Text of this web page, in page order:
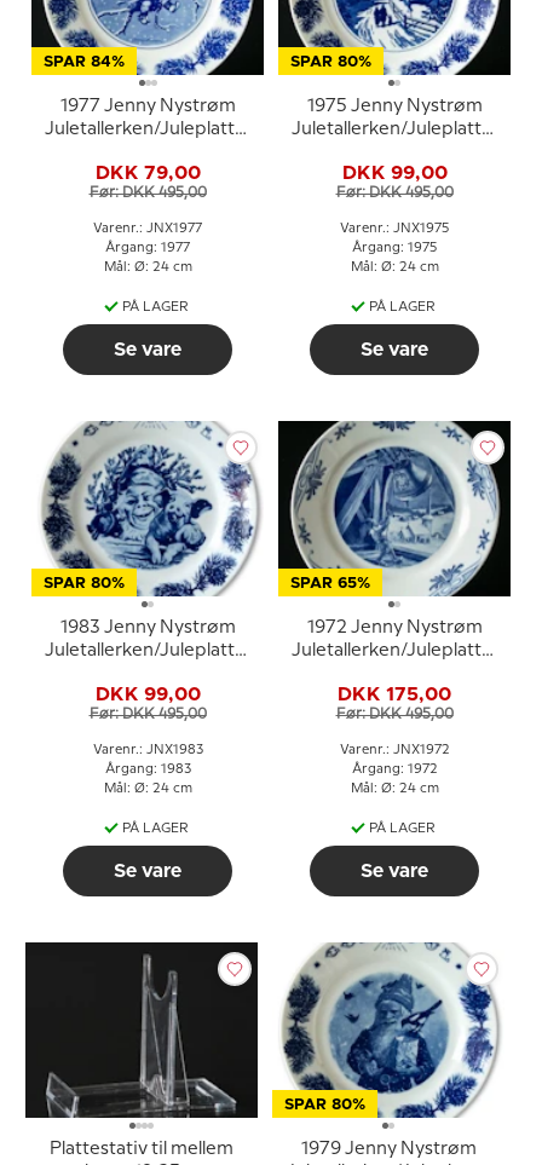
SPAR 84%
1977 Jenny Nystrøm
Juletallerken/Juleplatte,
DKK 79,00
Før: DKK 495,00
Varenr.: JNX1977
Årgang: 1977
Mål: Ø: 24 cm
PÅ LAGER
Se vare
SPAR 80%
1975 Jenny Nystrøm
Juletallerken/Juleplatte,
DKK 99,00
Før: DKK 495,00
Varenr.: JNX1975
Årgang: 1975
Mål: Ø: 24 cm
PÅ LAGER
Se vare
SPAR 80%
1983 Jenny Nystrøm
Juletallerken/Juleplatte,
DKK 99,00
Før: DKK 495,00
Varenr.: JNX1983
Årgang: 1983
Mål: Ø: 24 cm
PÅ LAGER
Se vare
SPAR 65%
1972 Jenny Nystrøm
Juletallerken/Juleplatte,
DKK 175,00
Før: DKK 495,00
Varenr.: JNX1972
Årgang: 1972
Mål: Ø: 24 cm
PÅ LAGER
Se vare
Plattestativ til mellem
SPAR 80%
1979 Jenny Nystrøm